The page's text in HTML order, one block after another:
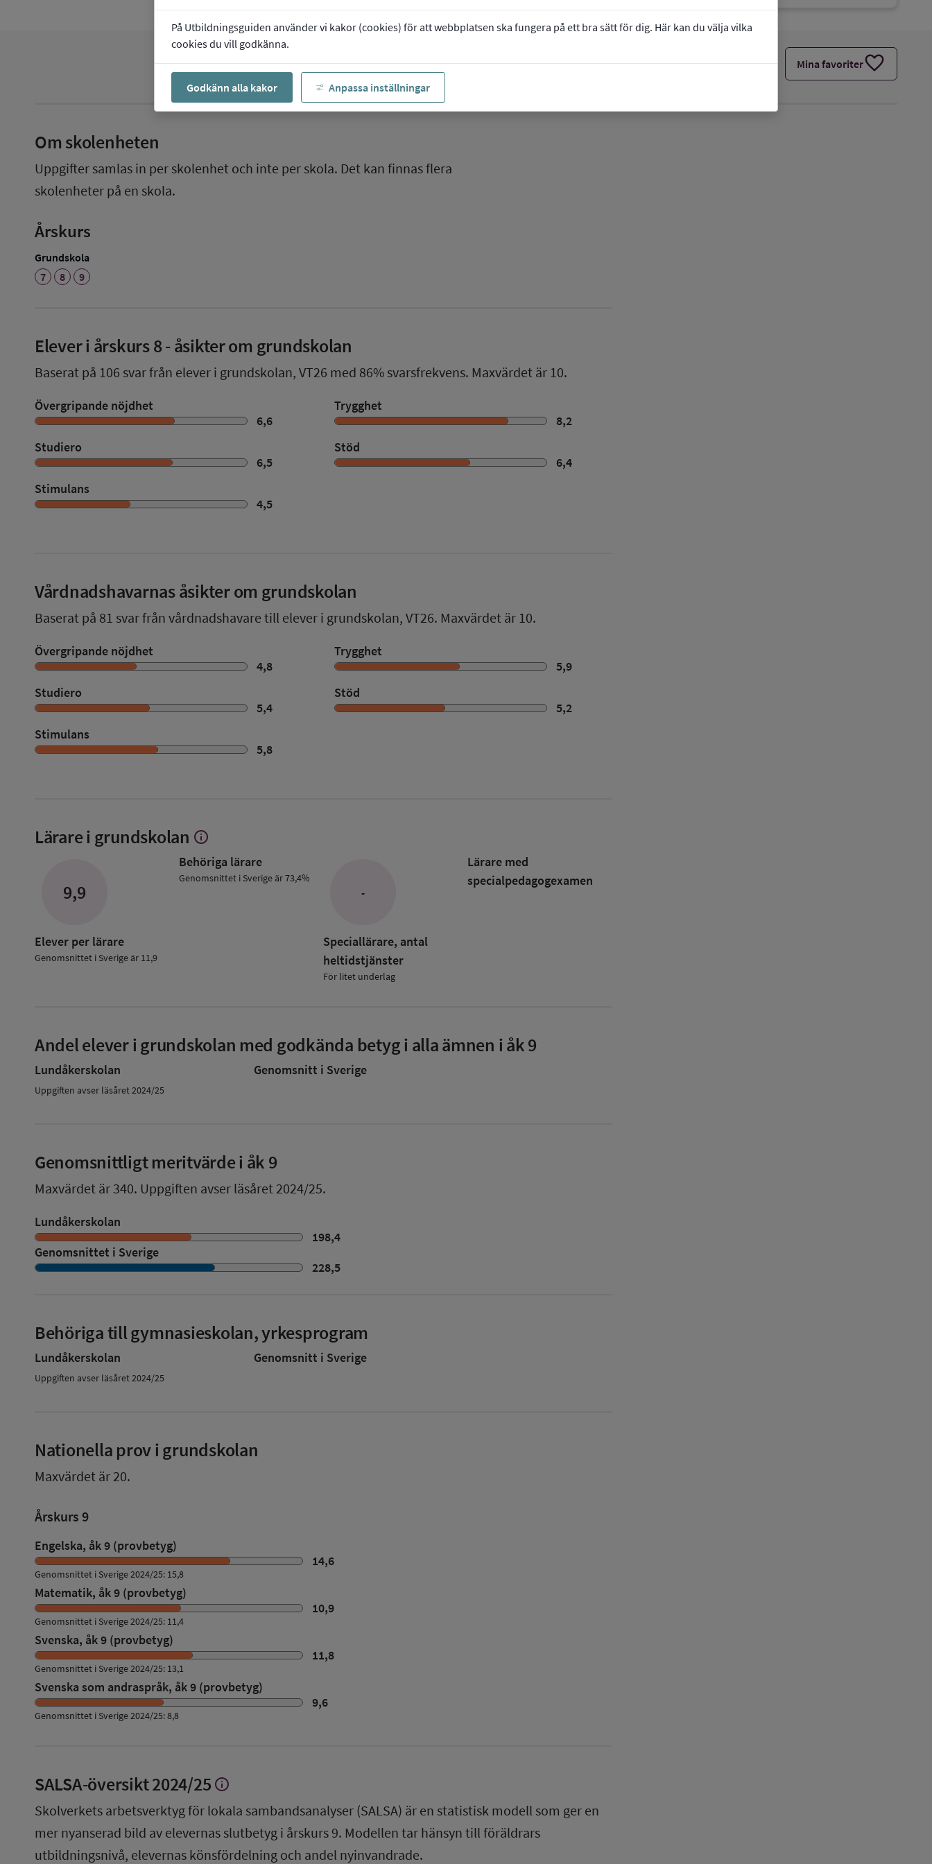
På Utbildningsguiden använder vi kakor (cookies) för att webbplatsen ska fungera på ett bra sätt för dig. Här kan du välja vilka
cookies du vill godkänna.
Godkänn alla kakor Anpassa inställningar
Mina favoriterfavorite
Om skolenheten
Uppgifter samlas in per skolenhet och inte per skola. Det kan finnas flera
skolenheter på en skola.
Årskurs
Grundskola
7
8 9
Elever i årskurs 8- åsikter om grundskolan
Baserat på 106 svar från elever i grundskolan, VT26 med 86% svarsfrekvens. Maxvärdet är 10.
Övergripande nöjdhet
6,6
Trygghet
8,2
Studiero
6,5
Stöd
6,4
Stimulans
4,5
Vårdnadshavarnas åsikter om grundskolan
Baserat på 81 svar från vårdnadshavare till elever i grundskolan, VT26. Maxvärdet är 10.
Övergripande nöjdhet
4,8
Trygghet
5,9
Studiero
5,4
Stöd
5,2
Stimulans
5,8
Lärare i grundskolan Visa
om
Lärare
info
9,9
Elever per lärare
Genomsnittet i Sverige är 11,9
Behöriga lärare
Genomsnittet i Sverige är 73,4%
-
Speciallärare, antal
heltidstjänster
För litet underlag
Lärare med
specialpedagog­examen
Andel elever i grundskolan med godkända betyg i alla ämnen i åk 9
Lundåkerskolan Genomsnitt i Sverige
Uppgiften avser läsåret 2024/25
Genomsnittligt meritvärde i åk 9
Maxvärdet är 340. Uppgiften avser läsåret 2024/25.
Lundåkerskolan
198,4
Genomsnittet i Sverige
228,5
Behöriga till gymnasieskolan, yrkesprogram
Lundåkerskolan Genomsnitt i Sverige
Uppgiften avser läsåret 2024/25
Nationella prov i grundskolan
Maxvärdet är 20.
Årskurs 9
Engelska, åk 9 (provbetyg)
14,6
Genomsnittet i Sverige 2024/25: 15,8
Matematik, åk 9 (provbetyg)
10,9
Genomsnittet i Sverige 2024/25: 11,4
Svenska, åk 9 (provbetyg)
11,8
Genomsnittet i Sverige 2024/25: 13,1
Svenska som andraspråk, åk 9 (provbetyg)
9,6
Genomsnittet i Sverige 2024/25: 8,8
SALSA-översikt2024/25 Visa
om
SALSA-
översikt
info
Skolverkets arbetsverktyg för lokala sambandsanalyser (SALSA) är en statistisk modell som ger en
mer nyanserad bild av elevernas slutbetyg i årskurs 9. Modellen tar hänsyn till föräldrars
utbildningsnivå, elevernas könsfördelning och andel nyinvandrade.